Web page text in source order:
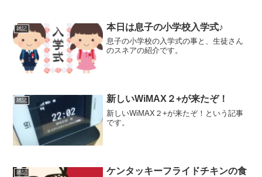
雑記 本日は息子の小学校入学式♪
息子の小学校の入学式の事と、生徒さん
のスネアの紹介です。
雑記 新しいWiMAX２+が来たぞ！
新しいWiMAX２+が来たぞ！という記事
です。
雑記
ケンタッキーフライドチキンの食